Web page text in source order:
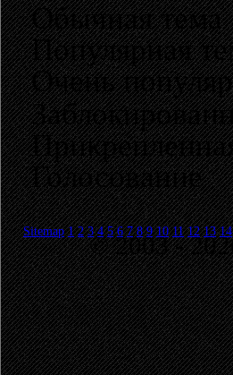
Обычная тема
Популярная
Очень
Голосование
Sitemap 1 2 3 4 5 6 7 8 9 10 11 12 13 14
© 2003 -